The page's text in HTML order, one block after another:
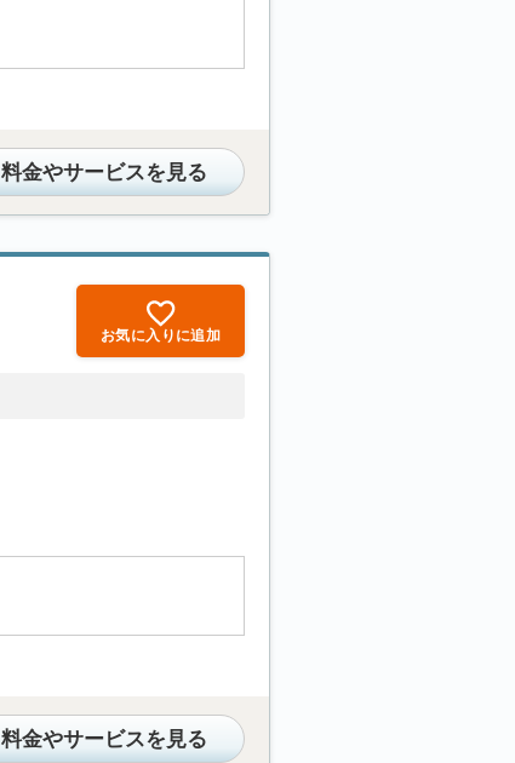
料金やサービスを見る
お気に入りに追加
料金やサービスを見る